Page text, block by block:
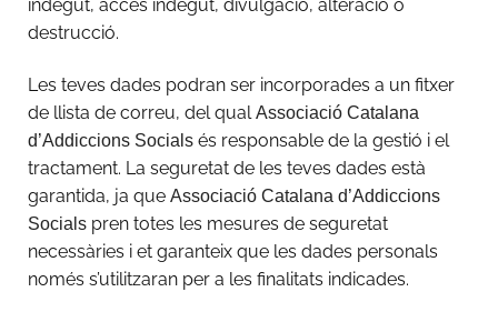
indegut, accés indegut, divulgació, alteració o
destrucció.
Les teves dades podran ser incorporades a un fitxer
de llista de correu, del qualAssociació Catalana
d’Addiccions Socials és responsable de la gestió i el
tractament. La seguretat de les teves dades està
garantida, ja que Associació Catalana d’Addiccions
Socials pren totes les mesures de seguretat
necessàries i et garanteix que les dades personals
només s’utilitzaran per a les finalitats indicades.